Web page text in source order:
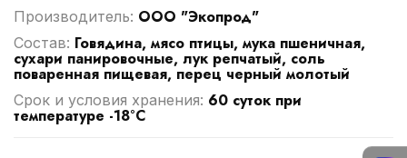
Производитель: ООО "Экопрод"
Cостав: Говядина, мясо птицы, мука пшеничная,
сухари панировочные, лук репчатый, соль
поваренная пищевая, перец черный молотый
Срок и условия хранения: 60 суток при
температуре -18°С